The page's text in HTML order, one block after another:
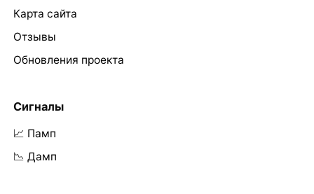
Карта сайта
Отзывы
Обновления проекта
Сигналы
📈 Памп
📉 Дамп